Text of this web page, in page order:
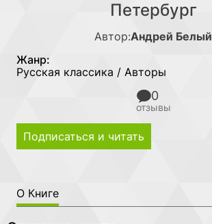
Петербург
Автор:Андрей Белый
Жанр:
Русская классика / Авторы
0
отзывы
Подписаться и читать
О Книге